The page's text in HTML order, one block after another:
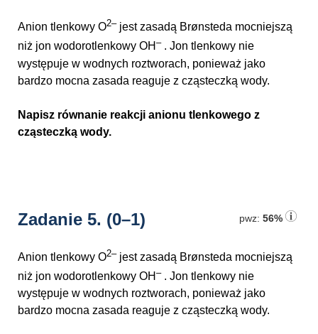
Anion tlenkowy O2–jest zasadą Brønsteda mocniejszą
niż jon wodorotlenkowy OH –. Jon tlenkowy nie
występuje w wodnych roztworach, ponieważ jako
bardzo mocna zasada reaguje z cząsteczką wody.
Napisz równanie reakcji anionu tlenkowego z
cząsteczką wody.
pwz: 56%
Zadanie 5. (0–1)
Anion tlenkowy O2–jest zasadą Brønsteda mocniejszą
niż jon wodorotlenkowy OH –. Jon tlenkowy nie
występuje w wodnych roztworach, ponieważ jako
bardzo mocna zasada reaguje z cząsteczką wody.